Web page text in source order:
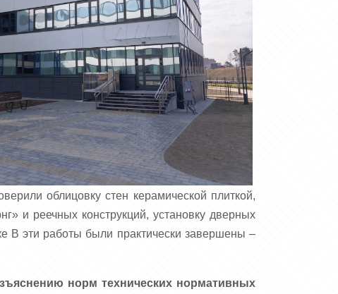
облицовку стен керамической плиткой,
и реечных конструкций, установку дверных
В эти работы были практически завершены –
норм технических нормативных